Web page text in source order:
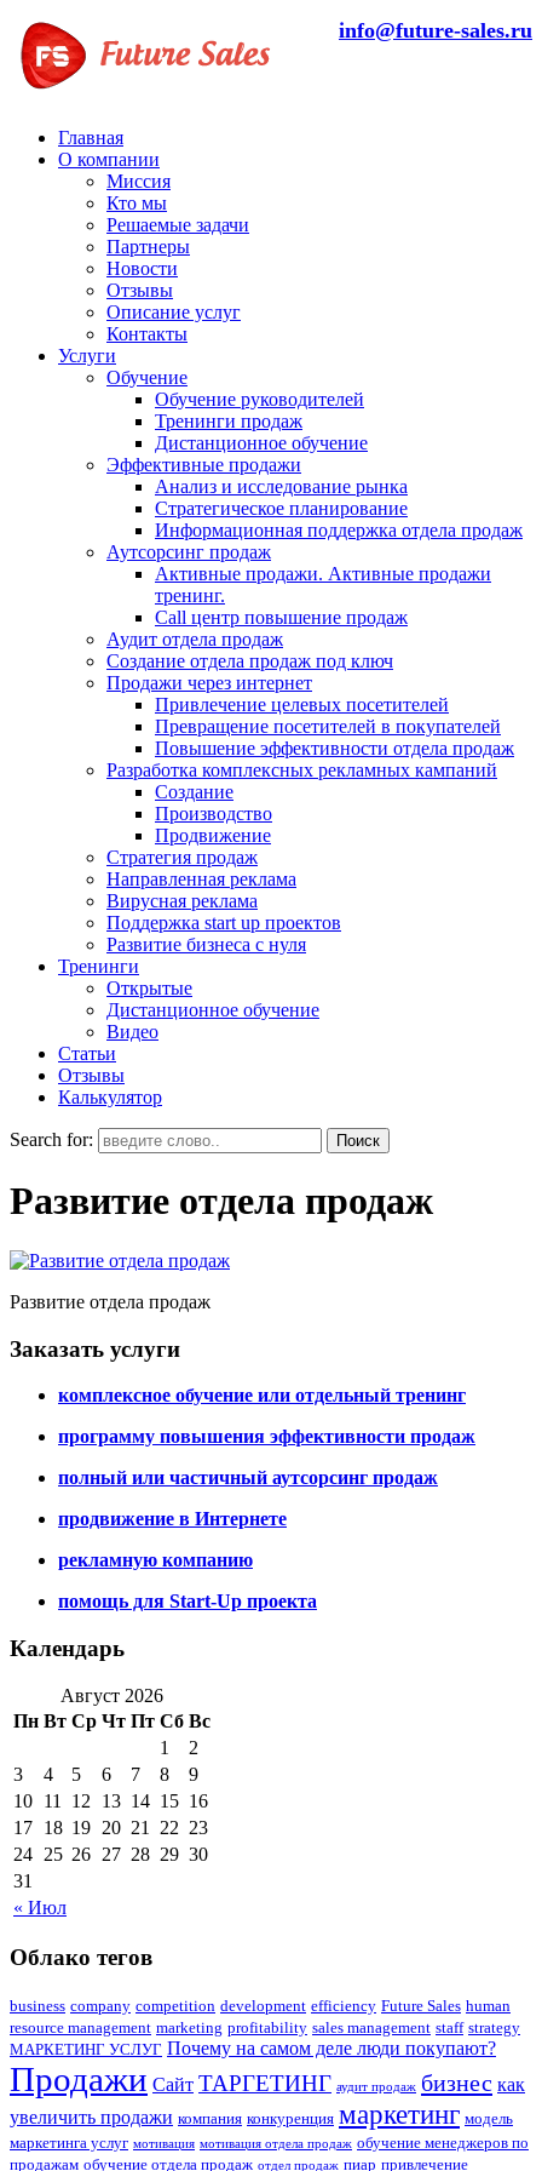
info@future-sales.ru
Главная
О компании
Миссия
Кто мы
Решаемые задачи
Партнеры
Новости
Отзывы
Описание услуг
Контакты
Услуги
Обучение
Обучение руководителей
Тренинги продаж
Дистанционное обучение
Эффективные продажи
Анализ и исследование рынка
Стратегическое планирование
Информационная поддержка отдела продаж
Аутсорсинг продаж
Активные продажи. Активные продажи
тренинг.
Call центр повышение продаж
Аудит отдела продаж
Создание отдела продаж под ключ
Продажи через интернет
Привлечение целевых посетителей
Превращение посетителей в покупателей
Повышение эффективности отдела продаж
Разработка комплексных рекламных кампаний
Создание
Производство
Продвижение
Стратегия продаж
Направленная реклама
Вирусная реклама
Поддержка start up проектов
Развитие бизнеса с нуля
Тренинги
Открытые
Дистанционное обучение
Видео
Статьи
Отзывы
Калькулятор
Search for:
Развитие отдела продаж
Развитие отдела продаж
Заказать услуги
комплексное обучение или отдельный тренинг
программу повышения эффективности продаж
полный или частичный аутсорсинг продаж
продвижение в Интернете
рекламную компанию
помощь для Start-Up проекта
Календарь
Август 2026
Пн Вт Ср Чт Пт Сб Вс
« Июл
1
2
3
4 5 6 7 8
9
10 11 12 13 14 15 16
17 18 19 20 21 22 23
24 25 26 27 28 29 30
31
Облако тегов
business company competition development efficiency Future Sales human
resource management marketing profitability sales management staff strategy
МАРКЕТИНГ УСЛУГ Почему на самом деле люди покупают?
Продажи Сайт ТАРГЕТИНГ аудит продаж бизнес как
увеличить продажи компания конкуренция маркетинг модель
маркетинга услуг мотивация мотивация отдела продаж обучение менеджеров по
продажам обучение отдела продаж отдел продаж пиар привлечение